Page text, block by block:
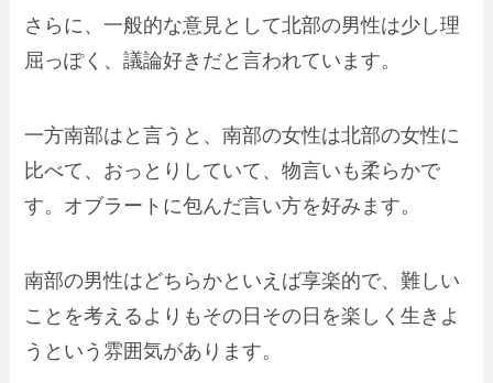
さらに、一般的な意見として北部の男性は少し理
屈っぽく、議論好き だと言われています。
一方南部はと言うと、南部の女性は北部の女性に
比べて、おっとりしていて、物言いも柔らかで
す。オブラートに包んだ言い方を好みます。
南部の男性はどちらかといえば享楽的で、難しい
ことを考えるよりもその日その日を楽しく生きよ
うという雰囲気があります。